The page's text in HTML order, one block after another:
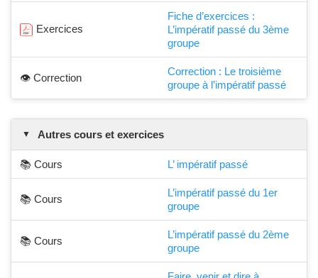
Exercices
Fiche d’exercices :
L’impératif passé du 3ème
groupe
👁️ Correction
Correction : Le troisième
groupe à l’impératif passé
Autres cours et exercices
📚 Cours L’ impératif passé
📚 Cours
L’impératif passé du 1er
groupe
📚 Cours
L’impératif passé du 2ème
groupe